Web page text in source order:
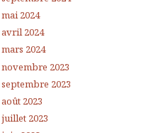
mai 2024
avril 2024
mars 2024
novembre 2023
septembre 2023
août 2023
juillet 2023